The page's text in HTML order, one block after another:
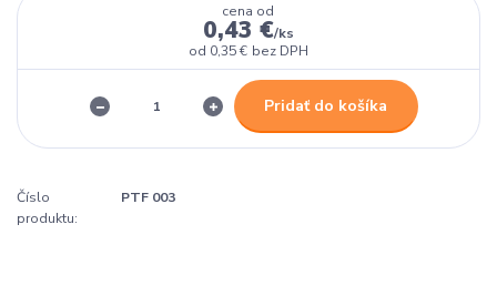
cena od
0,43 €/ks
od 0,35 € bez DPH
Pridať do košíka
Číslo
produktu:
PTF 003